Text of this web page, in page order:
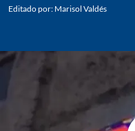
Editado por: Marisol Valdés